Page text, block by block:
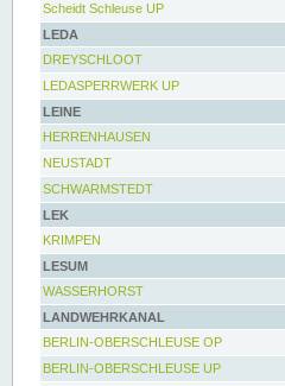
Scheidt Schleuse UP
LEDA
DREYSCHLOOT
LEDASPERRWERK UP
LEINE
HERRENHAUSEN
NEUSTADT
SCHWARMSTEDT
LEK
KRIMPEN
LESUM
WASSERHORST
LANDWEHRKANAL
BERLIN-OBERSCHLEUSE OP
BERLIN-OBERSCHLEUSE UP